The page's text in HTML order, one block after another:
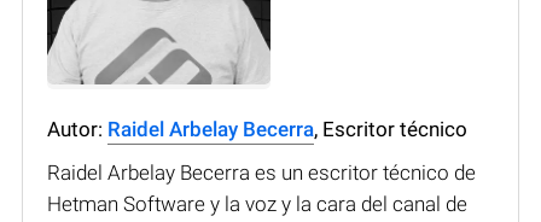
Autor: Raidel Arbelay Becerra, Escritor técnico
Raidel Arbelay Becerra es un escritor técnico de
Hetman Software y la voz y la cara del canal de